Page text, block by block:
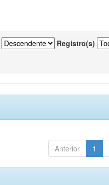
Registro(s)
Anterior 1